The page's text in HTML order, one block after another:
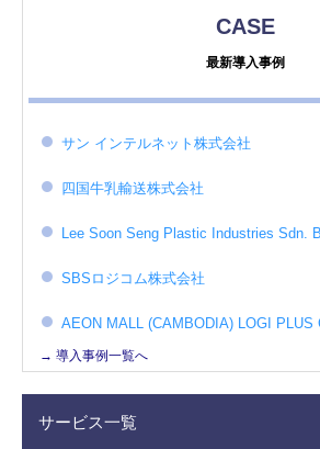
CASE
最新導入事例
サン インテルネット株式会社
四国牛乳輸送株式会社
Lee Soon Seng Plastic Industries Sdn.
SBSロジコム株式会社
AEON MALL (CAMBODIA) LOGI PLUS
→ 導入事例一覧へ
サービス一覧